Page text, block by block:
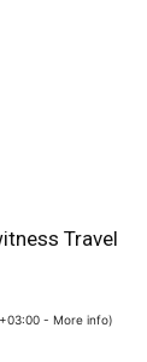
Travel
- More info)